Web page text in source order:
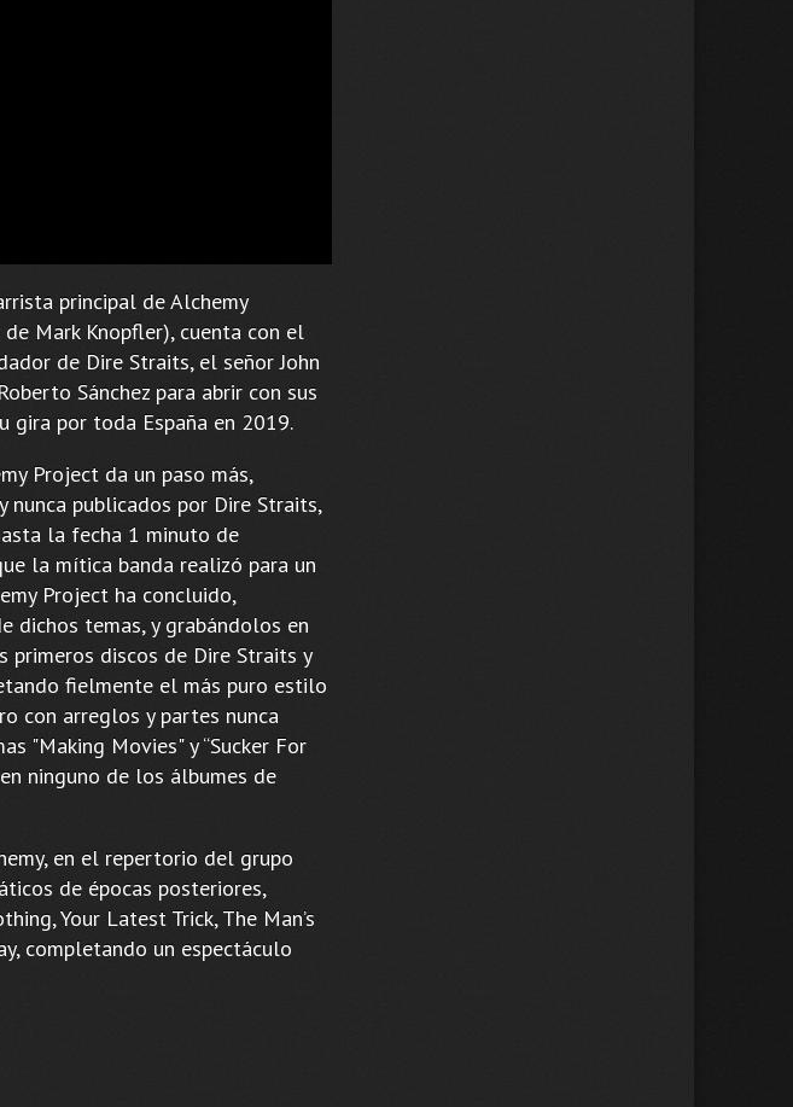
principal de Alchemy
Mark Knopfler), cuenta con el
de Dire Straits, el señor John
Sánchez para abrir con sus
gira por toda España en 2019.
Project da un paso más,
publicados por Dire Straits,
la fecha 1 minuto de
la mítica banda realizó para un
Project ha concluido,
dichos temas, y grabándolos en
discos de Dire Straits y
fielmente el más puro estilo
con arreglos y partes nunca
"Making Movies" y “Sucker For
ninguno de los álbumes de
en el repertorio del grupo
de épocas posteriores,
Your Latest Trick, The Man’s
completando un espectáculo